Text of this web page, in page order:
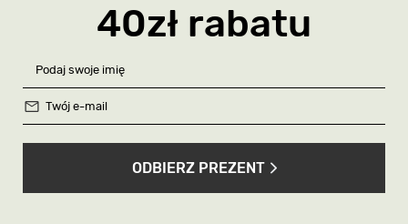
40zł rabatu
ODBIERZ PREZENT